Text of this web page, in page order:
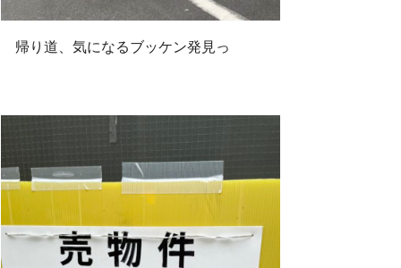
帰り道、気になるブッケン発見っ